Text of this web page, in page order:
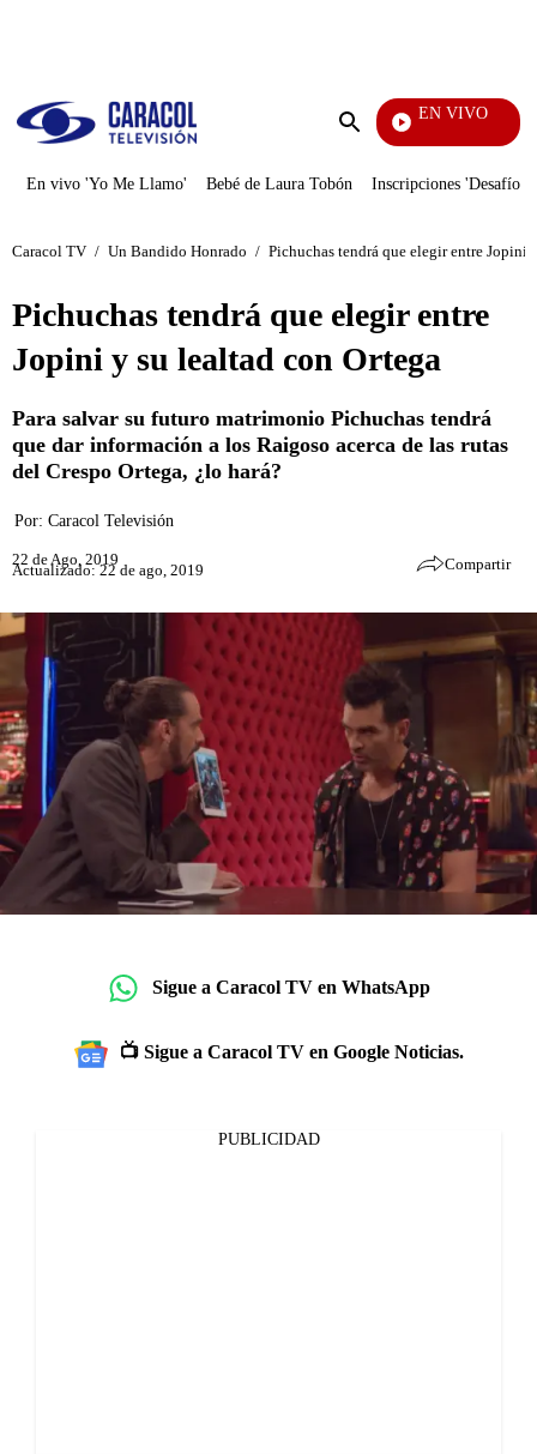
Enviar
EN VIVO
En vivo 'Yo Me Llamo' Bebé de Laura Tobón Inscripciones 'Desafío'
Caracol TV / Un Bandido Honrado / Pichuchas tendrá que elegir entre Jopini
Pichuchas tendrá que elegir entre
Jopini y su lealtad con Ortega
Para salvar su futuro matrimonio Pichuchas tendrá
que dar información a los Raigoso acerca de las rutas
del Crespo Ortega, ¿lo hará?
Por: Caracol Televisión
22 de Ago, 2019
Actualizado: 22 de ago, 2019 Compartir
Sigue a Caracol TV en WhatsApp
📺 Sigue a Caracol TV en Google Noticias.
PUBLICIDAD